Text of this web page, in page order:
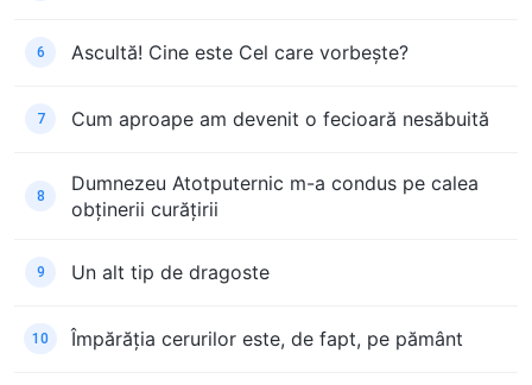
6 Ascultă! Cine este Cel care vorbește?
7 Cum aproape am devenit o fecioară nesăbuită
8
Dumnezeu Atotputernic m-a condus pe calea
obținerii curățirii
9 Un alt tip de dragoste
10 Împărăția cerurilor este, de fapt, pe pământ